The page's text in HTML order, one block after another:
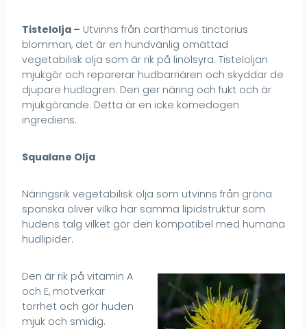
Tistelolja – Utvinns från carthamus tinctorius
blomman, det är en hundvänlig omättad
vegetabilisk olja som är rik på linolsyra. Tisteloljan
mjukgör och reparerar hudbarriären och skyddar de
djupare hudlagren. Den ger näring och fukt och är
mjukgörande. Detta är en icke komedogen
ingrediens.
Squalane Olja
Näringsrik vegetabilisk olja som utvinns från gröna
spanska oliver vilka har samma lipidstruktur som
hudens talg vilket gör den kompatibel med humana
hudlipider.
Den är rik på vitamin A
och E, motverkar
torrhet och gör huden
mjuk och smidig.